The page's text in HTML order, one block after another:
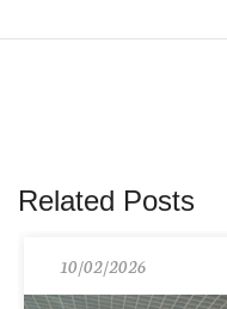
Related Posts
10/02/2026